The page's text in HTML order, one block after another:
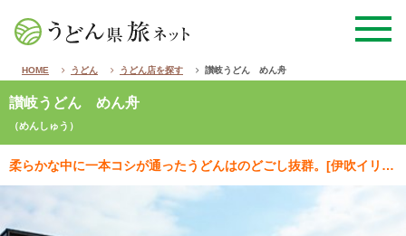
HOME うどん うどん店を探す 讃岐うどん めん舟
讃岐うどん めん舟
（めんしゅう）
柔らかな中に一本コシが通ったうどんはのどごし抜群。[伊吹イリコ]の旨味を強く感じられる昔風のダシも好…